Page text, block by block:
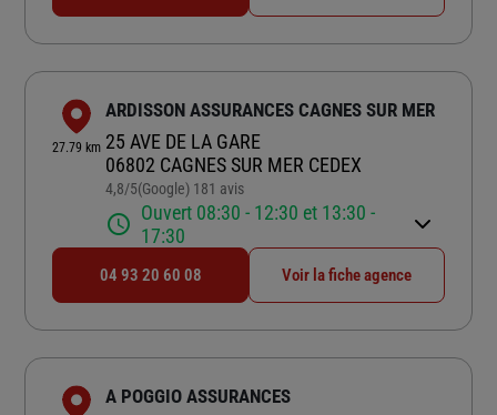
27.79 km
ARDISSON ASSURANCES CAGNES SUR MER
25 AVE DE LA GARE
06802 CAGNES SUR MER CEDEX
4,8/5Note de 4.8 sur 5
(Google) 181 avis
Ouvert 08:30 - 12:30 et 13:30 -
17:30
04 93 20 60 08 Voir la fiche agence
A POGGIO ASSURANCES